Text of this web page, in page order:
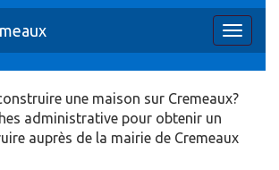
Toggle
une maison sur Cremeaux?
administrative pour obtenir un
auprès de la mairie de Cremeaux